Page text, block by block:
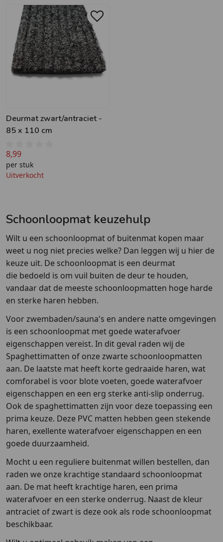
Deurmat zwart/antraciet -
85 x 110 cm
8,99
per stuk
Uitverkocht
Schoonloopmat keuzehulp
Wilt u een schoonloopmat of buitenmat kopen maar
weet u nog niet precies welke? Dan leggen wij u hier de
keuze uit. De schoonloopmat is een deurmat
die bedoeld is om vuil buiten de deur te houden,
vandaar dat de meeste schoonloopmatten hoge harde
en sterke haren hebben.
Voor zwembaden/sauna's en andere natte omgevingen
is een schoonloopmat met goede waterafvoer
eigenschappen vereist. In dit geval raden wij de
Spaghettimatten of onze zwarte schoonloopmatten
aan. De laatste mat heeft korte gedraaide haren, wat
comforabel is voor blote voeten, goede waterafvoer
eigenschappen en een erg sterke anti-slip onderrug.
Ook de spaghettimatten zijn voor deze toepassing een
prima keuze. Deze PVC matten hebben geen stekende
haren, exellente waterafvoer eigenschappen en een
goede duurzaamheid.
Mocht u een reguliere buitenmat willen bestellen, dan
raden we onze krachtige standaard schoonloopmat
aan. De mat heeft krachtige haren, een prima
waterafvoer en een sterke onderrug. Naast de kleur
antraciet of zwart is deze ook als rode schoonloopmat
beschikbaar.